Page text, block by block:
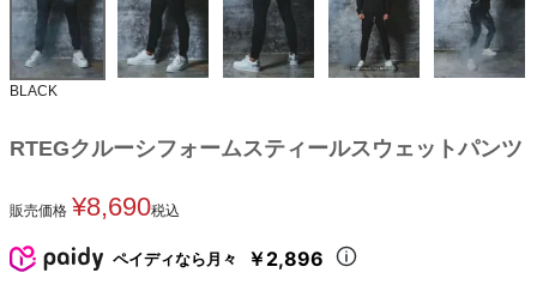
BLACK
RTEGクルーシフォームスティールスウェットパンツ
販売価格 ¥8,690税込
ペイディなら月々 ￥2,896